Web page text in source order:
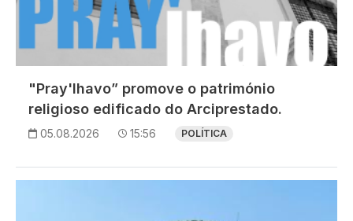
"Pray'lhavo” promove o património
religioso edificado do Arciprestado.
05.08.2026 15:56 POLÍTICA